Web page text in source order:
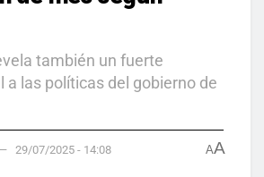
también un fuerte
a las políticas del gobierno de
29/07/2025 - 14:08 AA